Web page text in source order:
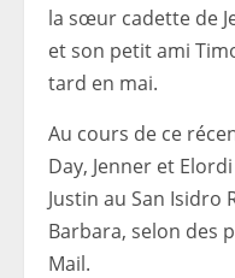
la sœur cadette de
et son petit ami
tard en mai.
Au cours de ce
Day, Jenner et
Justin au San Isidro
Barbara, selon des
Mail.